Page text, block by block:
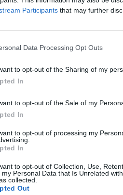
Participants that may further
Data Processing Opt Outs
to opt-out of the Sharing of my
In
to opt-out of the Sale of my
In
to opt-out of processing my
In
to opt-out of Collection, Use,
my Personal Data that Is Unrelated
collected.
Out
ΔΙΑΦΗΜΙΣΗ
στο
Τα νέα της ημέρας και ότι